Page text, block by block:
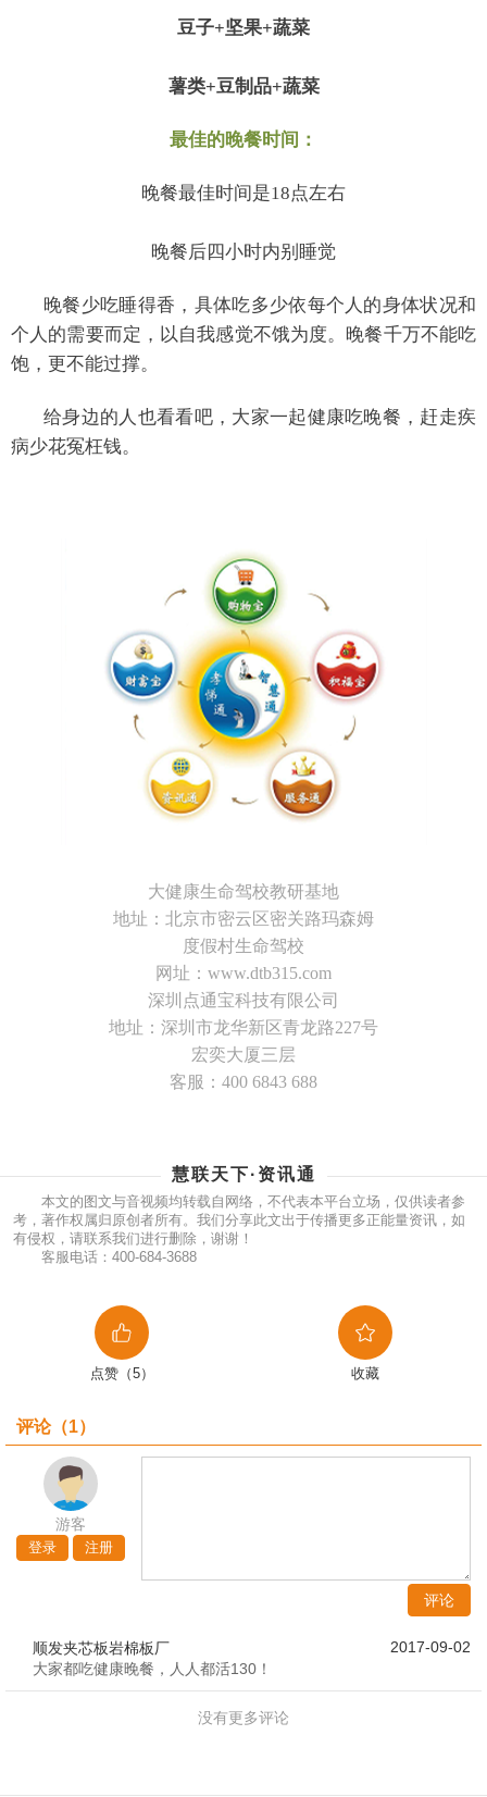
豆子+坚果+蔬菜
薯类+豆制品+蔬菜
最佳的晚餐时间：
晚餐最佳时间是18点左右
晚餐后四小时内别睡觉
晚餐少吃睡得香，具体吃多少依每个人的身体状况和
个人的需要而定，以自我感觉不饿为度。晚餐千万不能吃
饱，更不能过撑。
给身边的人也看看吧，大家一起健康吃晚餐，赶走疾
病少花冤枉钱。
大健康生命驾校教研基地
地址：北京市密云区密关路玛森姆
度假村生命驾校
网址：www.dtb315.com
深圳点通宝科技有限公司
地址：深圳市龙华新区青龙路227号
宏奕大厦三层
客服：400 6843 688
慧联天下·资讯通
本文的图文与音视频均转载自网络，不代表本平台立场，仅供读者参
考，著作权属归原创者所有。我们分享此文出于传播更多正能量资讯，如
有侵权，请联系我们进行删除，谢谢！
客服电话：400-684-3688
点赞（5） 收藏
评论（1）
游客
登录 注册
评论
顺发夹芯板岩棉板厂
2017-09-02
大家都吃健康晚餐，人人都活130！
没有更多评论